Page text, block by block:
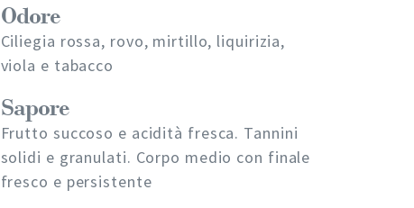
Odore
Ciliegia rossa, rovo, mirtillo, liquirizia,
viola e tabacco
Sapore
Frutto succoso e acidità fresca. Tannini
solidi e granulati. Corpo medio con finale
fresco e persistente